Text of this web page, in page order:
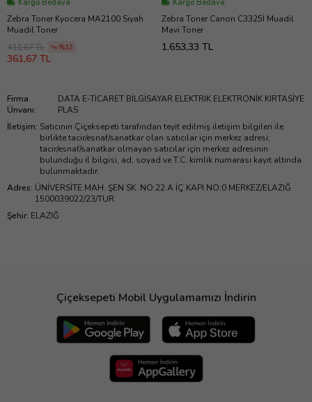
Kargo Bedava
Zebra Toner Kyocera MA2100 Siyah
Muadil Toner
411,67 TL
%12
361,67 TL
Kargo Bedava
Zebra Toner Canon C3325İ Muadil
Mavi Toner
1.653,33 TL
Firma
Ünvanı:
DATA E-TİCARET BİLGİSAYAR ELEKTRİK ELEKTRONİK KIRTASİYE
PLAS
İletişim: Satıcının Çiçeksepeti tarafından teyit edilmiş iletişim bilgileri ile
birlikte tacir/esnaf/sanatkar olan satıcılar için merkez adresi;
tacir/esnaf/sanatkar olmayan satıcılar için merkez adresinin
bulunduğu il bilgisi, ad, soyad ve T.C. kimlik numarası kayıt altında
bulunmaktadır.
Adres: ÜNİVERSİTE MAH. ŞEN SK. NO:22 A İÇ KAPI NO:0 MERKEZ/ELAZIĞ
1500039022/23/TUR
Şehir: ELAZIĞ
Çiçeksepeti Mobil Uygulamamızı İndirin